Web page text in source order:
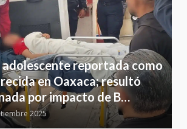
adolescente reportada como
en Oaxaca; resultó
por impacto de B…
2025